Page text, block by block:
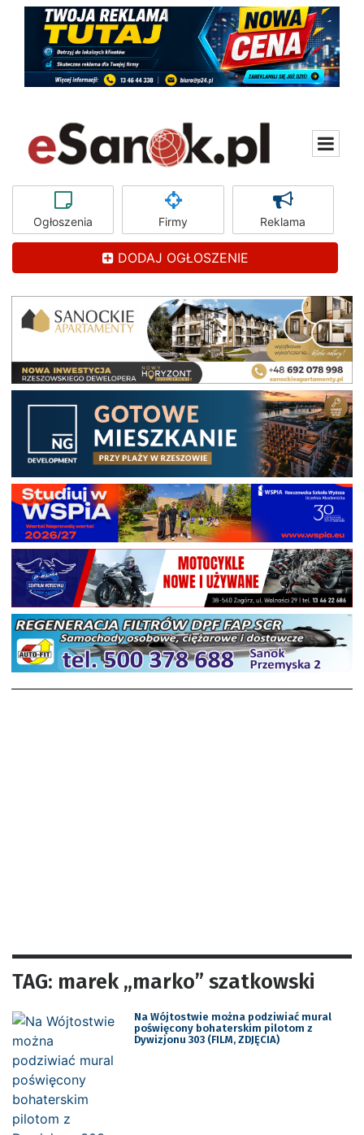
Ogłoszenia Firmy Reklama
DODAJ OGŁOSZENIE
TAG: marek „marko” szatkowski
Na Wójtostwie można podziwiać mural
poświęcony bohaterskim pilotom z
Dywizjonu 303 (FILM, ZDJĘCIA)